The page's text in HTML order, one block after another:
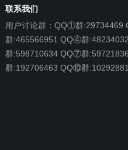
联系我们
用户讨论群：QQ①群
群:465566951 QQ④群
群:598710634 QQ⑦群
群:192706463 QQ⑩群